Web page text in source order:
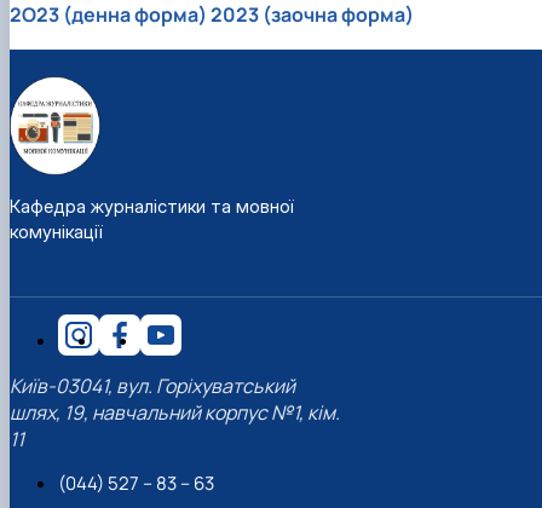
2O23 (денна форма) 2023 (заочна форма)
Кафедра журналістики та мовної
комунікації
Київ-03041, вул. Горіхуватський
шлях, 19, навчальний корпус №1, кім.
11
(044) 527 – 83 – 63